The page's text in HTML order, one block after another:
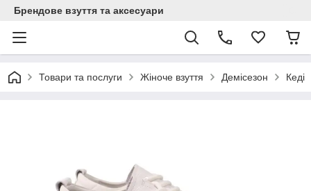
Брендове взуття та аксесуари
Товари та послуги Жіноче взуття Демісезон Кеді